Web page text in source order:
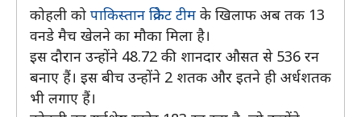
कोहली को पाकिस्तान क्रिकेट टीम के खिलाफ अब तक 13
वनडे मैच खेलने का मौका मिला है।
इस दौरान उन्होंने 48.72 की शानदार औसत से 536 रन
बनाए हैं। इस बीच उन्होंने 2 शतक और इतने ही अर्धशतक
भी लगाए हैं।